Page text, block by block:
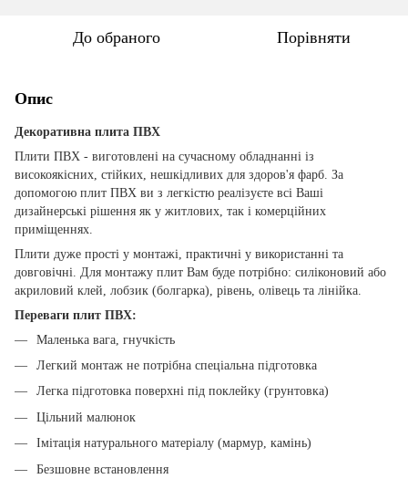
До обраного Порівняти
Опис
Декоративна плита ПВХ
Плити ПВХ - виготовлені на сучасному обладнанні із
високоякісних, стійких, нешкідливих для здоров'я фарб. За
допомогою плит ПВХ ви з легкістю реалізуєте всі Ваші
дизайнерські рішення як у житлових, так і комерційних
приміщеннях.
Плити дуже прості у монтажі, практичні у використанні та
довговічні. Для монтажу плит Вам буде потрібно: силіконовий або
акриловий клей, лобзик (болгарка), рівень, олівець та лінійка.
Переваги плит ПВХ:
Маленька вага, гнучкість
Легкий монтаж не потрібна спеціальна підготовка
Легка підготовка поверхні під поклейку (грунтовка)
Цільний малюнок
Імітація натурального матеріалу (мармур, камінь)
Безшовне встановлення